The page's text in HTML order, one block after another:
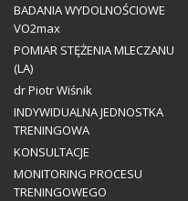
BADANIA WYDOLNOŚCIOWE
VO2max
POMIAR STĘŻENIA MLECZANU
(LA)
dr Piotr Wiśnik
INDYWIDUALNA JEDNOSTKA
TRENINGOWA
KONSULTACJE
MONITORING PROCESU
TRENINGOWEGO